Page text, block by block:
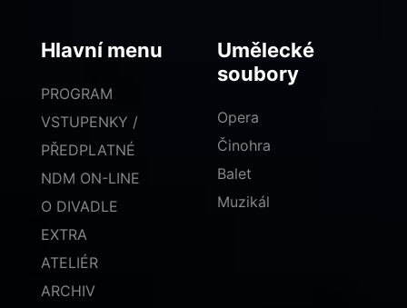
Hlavní menu
PROGRAM
VSTUPENKY /
PŘEDPLATNÉ
NDM ON-LINE
O DIVADLE
EXTRA
ATELIÉR
ARCHIV
Umělecké
soubory
Opera
Činohra
Balet
Muzikál